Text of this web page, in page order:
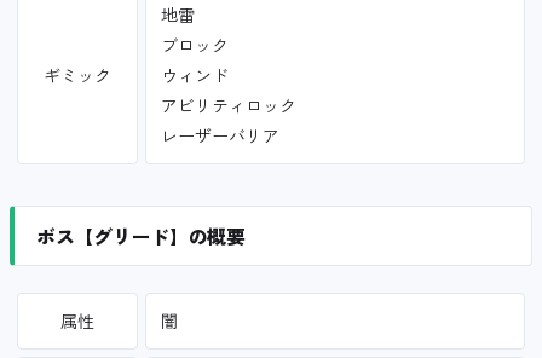
ギミック
地雷
ブロック
ウィンド
アビリティロック
レーザーバリア
ボス【グリード】の概要
属性 闇